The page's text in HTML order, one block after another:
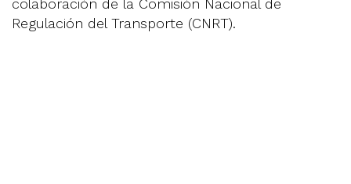
colaboración de la Comisión Nacional de
Regulación del Transporte (CNRT).